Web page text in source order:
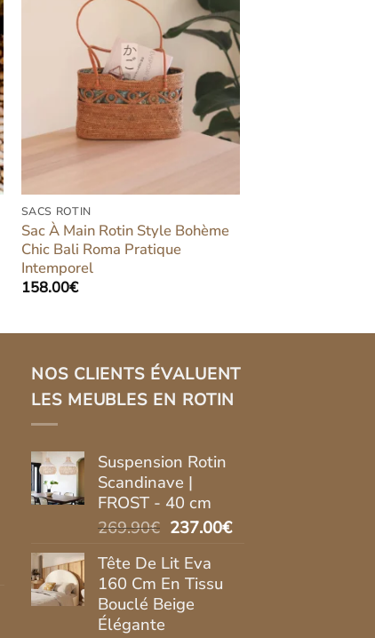
Ajouter
à la liste
d’envies
SACS ROTIN
Sac À Main Rotin Style Bohème
Chic Bali Roma Pratique
Intemporel
158.00€
NOS CLIENTS ÉVALUENT
LES MEUBLES EN ROTIN
Suspension Rotin
Scandinave |
FROST - 40 cm
269.90€ Le
initial
était :
269.90€.
237.00€Le
Tête De Lit Eva
160 Cm En Tissu
Bouclé Beige
Élégante